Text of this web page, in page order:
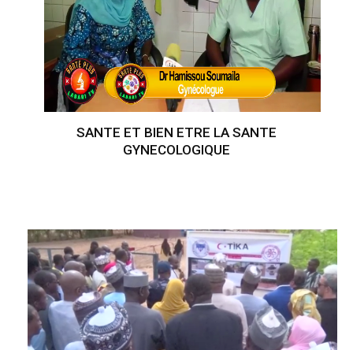
SANTE ET BIEN ETRE LA SANTE
GYNECOLOGIQUE